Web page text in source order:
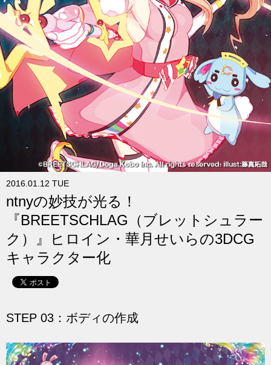
求人
2016.01.12 TUE
ntnyの妙技が光る！
『BREETSCHLAG（ブレットシュラー
ク）』ヒロイン・華月せいらの3DCG
キャラクター化
STEP 03：ボディの作成